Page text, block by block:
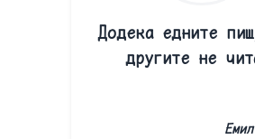
Додека едните
другите не